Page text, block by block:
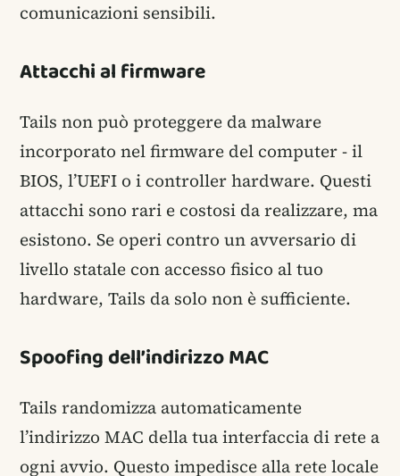
comunicazioni sensibili.
Attacchi al firmware
Tails non può proteggere da malware
incorporato nel firmware del computer - il
BIOS, l’UEFI o i controller hardware. Questi
attacchi sono rari e costosi da realizzare, ma
esistono. Se operi contro un avversario di
livello statale con accesso fisico al tuo
hardware, Tails da solo non è sufficiente.
Spoofing dell’indirizzo MAC
Tails randomizza automaticamente
l’indirizzo MAC della tua interfaccia di rete a
ogni avvio. Questo impedisce alla rete locale